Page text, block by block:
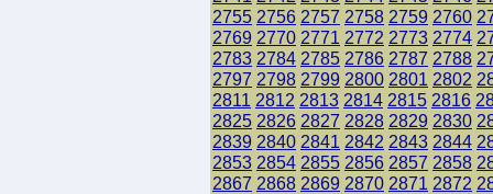
2755 2756 2757 2758 2759 2760
2769 2770 2771 2772 2773 2774
2783 2784 2785 2786 2787 2788
2797 2798 2799 2800 2801 2802
2811 2812 2813 2814 2815 2816
2825 2826 2827 2828 2829 2830
2839 2840 2841 2842 2843 2844
2853 2854 2855 2856 2857 2858
2867 2868 2869 2870 2871 2872